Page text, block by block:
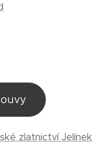
zlatnictví Jelínek